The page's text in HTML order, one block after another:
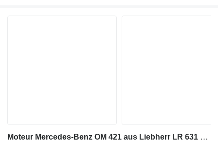
Moteur Mercedes-Benz OM 421 aus Liebherr LR 631 pour chargeuse sur chenilles Mercedes-Benz OM 421 aus Liebherr LR 631